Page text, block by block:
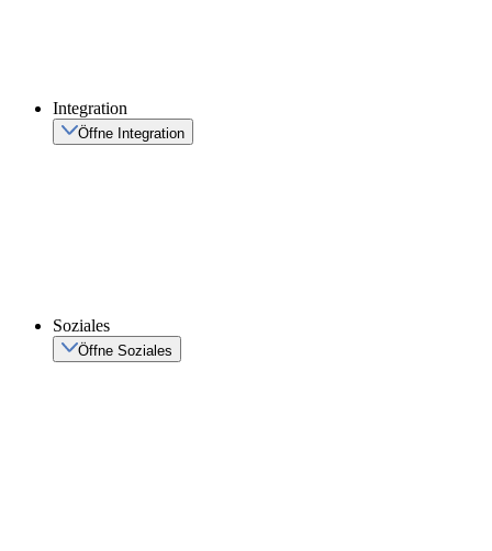
Integration
Öffne Integration
Soziales
Öffne Soziales